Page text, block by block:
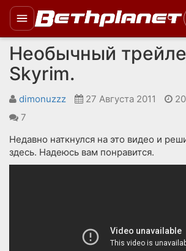
Необычный
Skyrim.
dimonuzzz 27 Августа 2011
7
Недавно наткнулся на это видео и
здесь. Надеюсь вам понравится.